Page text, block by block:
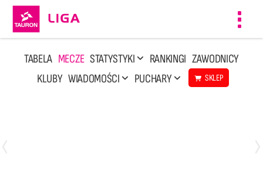
TABELA MECZE STATYSTYKI RANKINGI ZAWODNICY
KLUBY WIADOMOŚCI PUCHARY SKLEP